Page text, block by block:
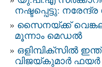
നഷ്ടപ്പെട്ടു:
സൈനയ്ക്ക്
മൂന്നാം മെഡല്‍
ഒളിമ്പിക്സില്‍
വിജയ്കുമാര്‍ ഫയര്‍